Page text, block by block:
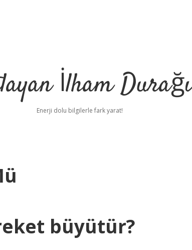
İlham Durağı
Enerji dolu bilgilerle fark yarat!
büyütür?